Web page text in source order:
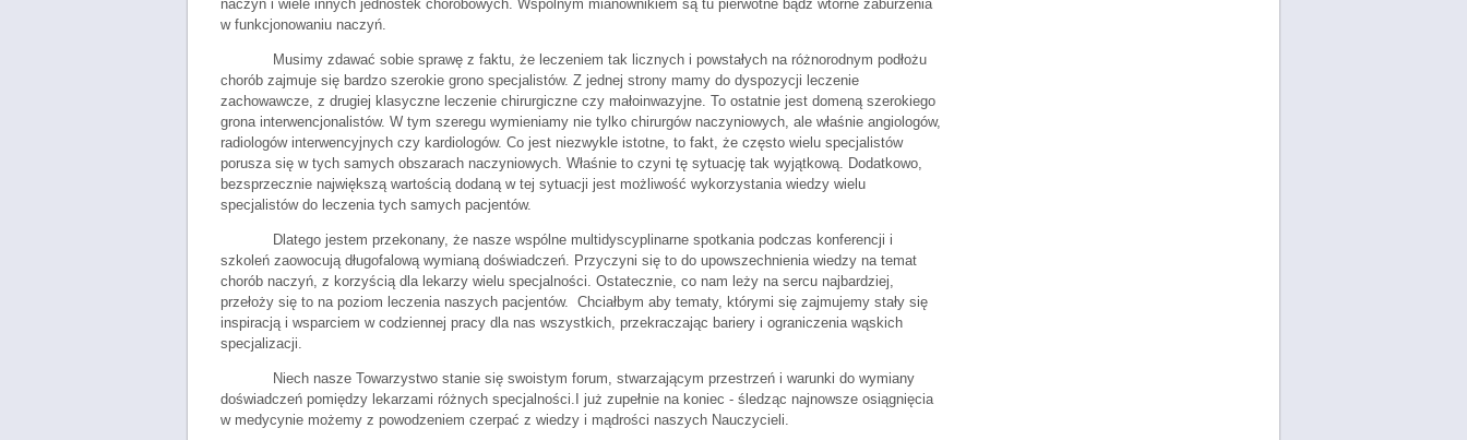
naczyń i wiele innych jednostek chorobowych. Wspólnym mianownikiem są tu pierwotne bądź wtórne zaburzenia
w funkcjonowaniu naczyń.
Musimy zdawać sobie sprawę z faktu, że leczeniem tak licznych i powstałych na różnorodnym podłożu
chorób zajmuje się bardzo szerokie grono specjalistów. Z jednej strony mamy do dyspozycji leczenie
zachowawcze, z drugiej klasyczne leczenie chirurgiczne czy małoinwazyjne. To ostatnie jest domeną szerokiego
grona interwencjonalistów. W tym szeregu wymieniamy nie tylko chirurgów naczyniowych, ale właśnie angiologów,
radiologów interwencyjnych czy kardiologów. Co jest niezwykle istotne, to fakt, że często wielu specjalistów
porusza się w tych samych obszarach naczyniowych. Właśnie to czyni tę sytuację tak wyjątkową. Dodatkowo,
bezsprzecznie największą wartością dodaną w tej sytuacji jest możliwość wykorzystania wiedzy wielu
specjalistów do leczenia tych samych pacjentów.
Dlatego jestem przekonany, że nasze wspólne multidyscyplinarne spotkania podczas konferencji i
szkoleń zaowocują długofalową wymianą doświadczeń. Przyczyni się to do upowszechnienia wiedzy na temat
chorób naczyń, z korzyścią dla lekarzy wielu specjalności. Ostatecznie, co nam leży na sercu najbardziej,
przełoży się to na poziom leczenia naszych pacjentów. Chciałbym aby tematy, którymi się zajmujemy stały się
inspiracją i wsparciem w codziennej pracy dla nas wszystkich, przekraczając bariery i ograniczenia wąskich
specjalizacji.
Niech nasze Towarzystwo stanie się swoistym forum, stwarzającym przestrzeń i warunki do wymiany
doświadczeń pomiędzy lekarzami różnych specjalności.I już zupełnie na koniec - śledząc najnowsze osiągnięcia
w medycynie możemy z powodzeniem czerpać z wiedzy i mądrości naszych Nauczycieli.